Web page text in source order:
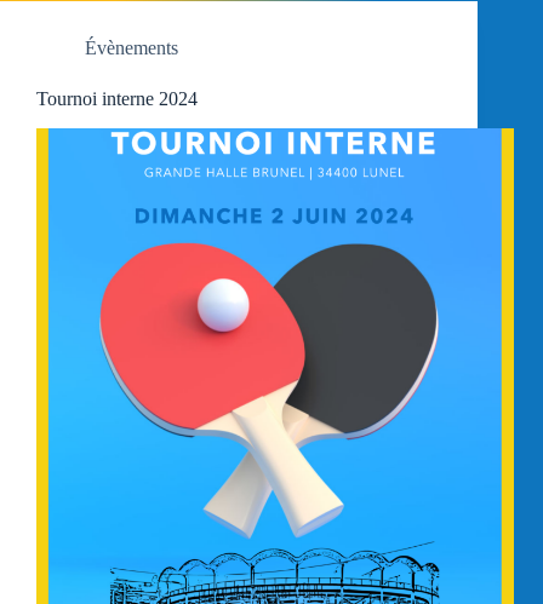
Évènements
Tournoi interne 2024